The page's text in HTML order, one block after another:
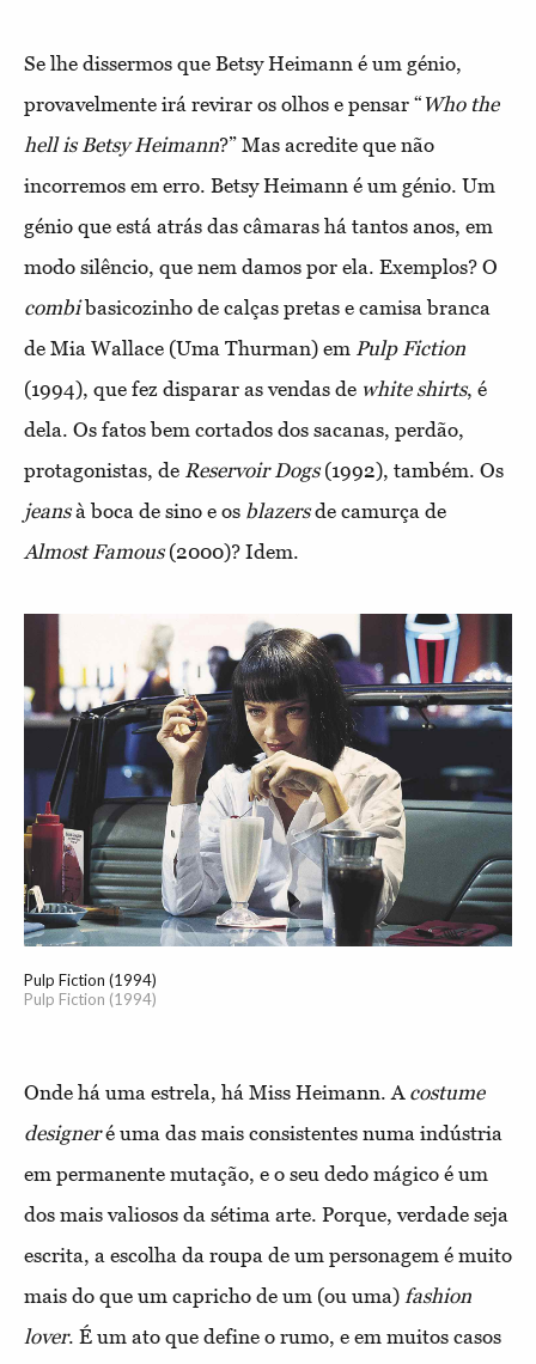
Se lhe dissermos que Betsy Heimann é um génio,
provavelmente irá revirar os olhos e pensar “ Who the
hell is Betsy Heimann?” Mas acredite que não
incorremos em erro. Betsy Heimann é um génio. Um
génio que está atrás das câmaras há tantos anos, em
modo silêncio, que nem damos por ela. Exemplos? O
combibasicozinho de calças pretas e camisa branca
de Mia Wallace (Uma Thurman) em Pulp Fiction
(1994), que fez disparar as vendas de white shirts, é
dela. Os fatos bem cortados dos sacanas, perdão,
protagonistas, de Reservoir Dogs(1992), também. Os
jeansà boca de sino e os blazersde camurça de
Almost Famous(2000)? Idem.
Pulp Fiction (1994)
Pulp Fiction (1994)
Onde há uma estrela, há Miss Heimann. Acostume
designeré uma das mais consistentes numa indústria
em permanente mutação, e o seu dedo mágico é um
dos mais valiosos da sétima arte. Porque, verdade seja
escrita, a escolha da roupa de um personagem é muito
mais do que um capricho de um (ou uma) fashion
lover. É um ato que define o rumo, e em muitos casos